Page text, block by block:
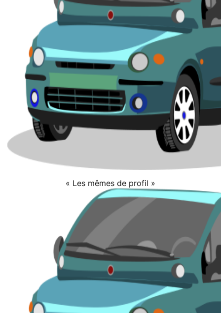
« Les mêmes de profil »